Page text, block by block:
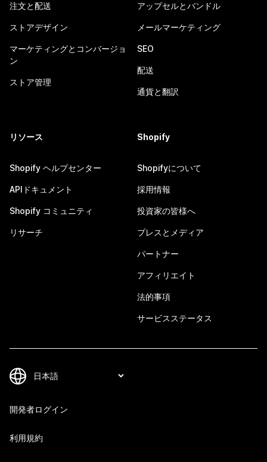
注文と配送
ストアデザイン
マーケティングとコンバージョ
ン
ストア管理
アップセルとバンドル
メールマーケティング
SEO
配送
通貨と翻訳
リソース
Shopify ヘルプセンター
APIドキュメント
Shopify コミュニティ
リサーチ
Shopify
Shopifyについて
採用情報
投資家の皆様へ
プレスとメディア
パートナー
アフィリエイト
法的事項
サービスステータス
開発者ログイン
利用規約